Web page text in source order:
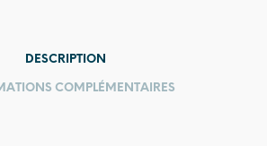
DESCRIPTION
COMPLÉMENTAIRES